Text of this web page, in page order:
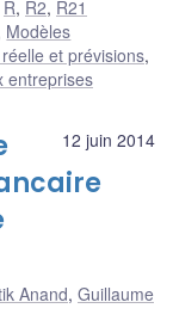
R, R2, R21
Modèles
et prévisions,
entreprises
12 juin 2014
Anand, Guillaume